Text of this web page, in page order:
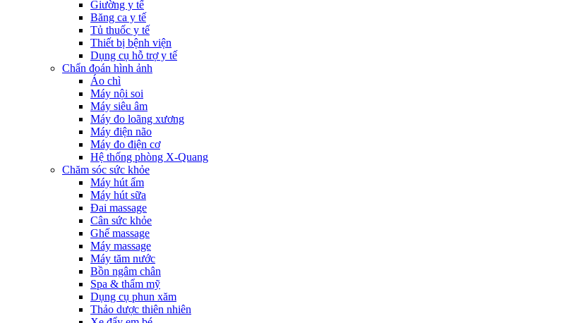
Giường y tế
Băng ca y tế
Tủ thuốc y tế
Thiết bị bệnh viện
Dụng cụ hỗ trợ y tế
Chẩn đoán hình ảnh
Áo chì
Máy nội soi
Máy siêu âm
Máy đo loãng xương
Máy điện não
Máy đo điện cơ
Hệ thống phòng X-Quang
Chăm sóc sức khỏe
Máy hút ẩm
Máy hút sữa
Đai massage
Cân sức khỏe
Ghế massage
Máy massage
Máy tăm nước
Bồn ngâm chân
Spa & thẩm mỹ
Dụng cụ phun xăm
Thảo dược thiên nhiên